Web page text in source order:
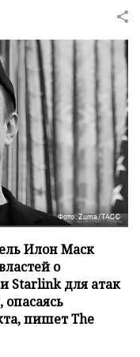
Фото: Zuma/ТАСС
Илон Маск
о
Starlink для атак
опасаясь
пишет The